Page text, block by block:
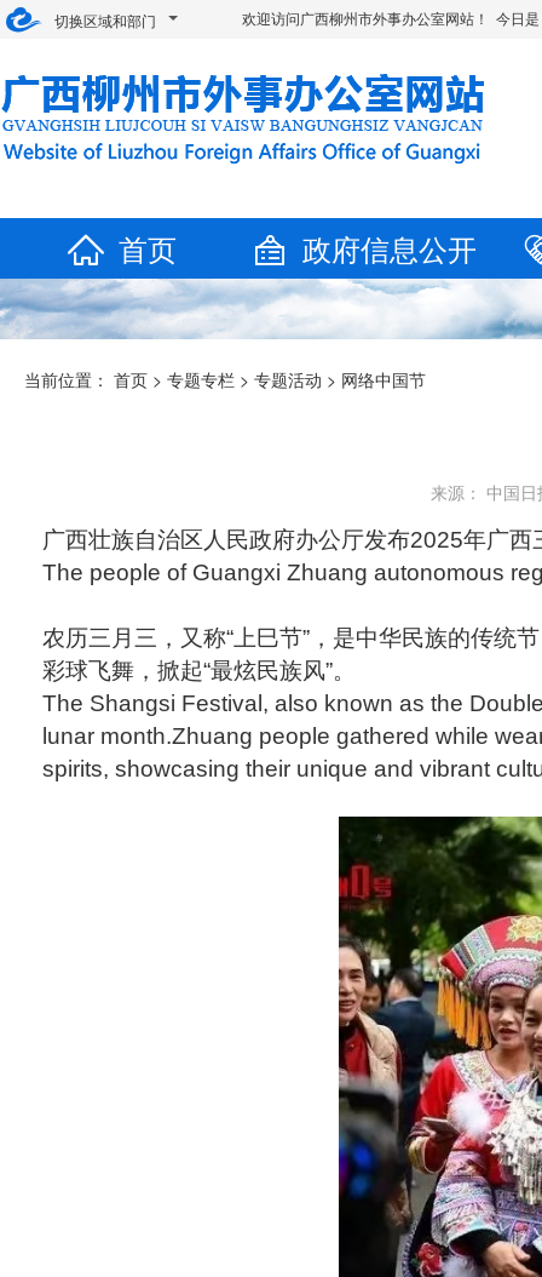
切换区域和部门 欢迎访问广西柳州市外事办公室网站！ 今日
首页 政府信息公开
当前位置： 首页 > 专题专栏 > 专题活动 > 网络中国节
来源： 中国
广西壮族自治区人民政府办公厅发布2025年广
The people of Guangxi Zhuang autonomous
农历三月三，又称“上巳节”，是中华民族的传统
彩球飞舞，掀起“最炫民族风”。
The Shangsi Festival, also known as the
lunar month.Zhuang people gathered while
spirits, showcasing their unique and vibrant